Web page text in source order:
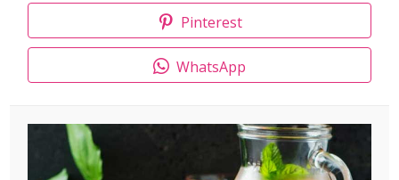
Pinterest
WhatsApp